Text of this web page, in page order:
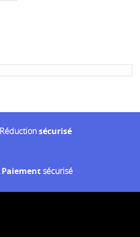
Réductionsécurisé
Paiementsécurisé